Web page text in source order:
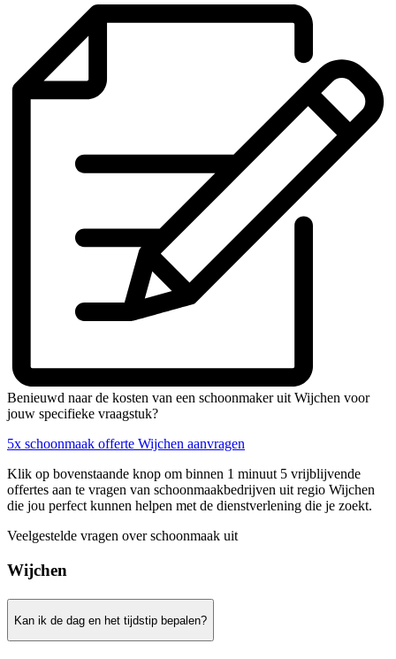
Benieuwd naar de kosten van een schoonmaker uit Wijchen voor
jouw specifieke vraagstuk?
5x schoonmaak offerte Wijchen aanvragen
Klik op bovenstaande knop om binnen 1 minuut 5 vrijblijvende
offertes aan te vragen van schoonmaakbedrijven uit regio Wijchen
die jou perfect kunnen helpen met de dienstverlening die je zoekt.
Veelgestelde vragen over schoonmaak uit
Wijchen
Kan ik de dag en het tijdstip bepalen?